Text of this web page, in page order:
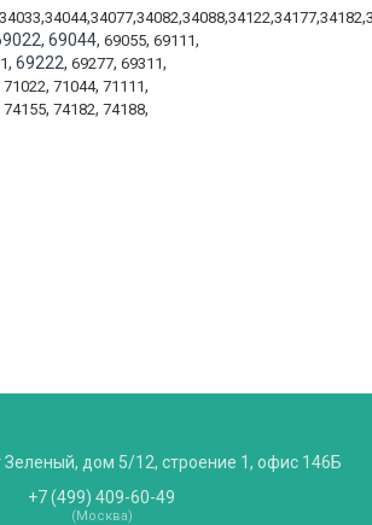
34033,34044,34077,34082,34088,34122,34177,34182,
69044, 69055, 69111,
, 69222, 69277, 69311,
71022, 71044, 71111,
74155, 74182, 74188,
Зеленый, дом 5/12, строение 1, офис 146Б
+7 (499) 409-60-49
(Москва)